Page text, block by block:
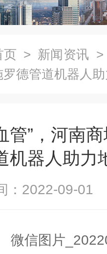
页 > 新闻资讯 >
德管道机器人
管”，河南
机器人助力
：2022-09-